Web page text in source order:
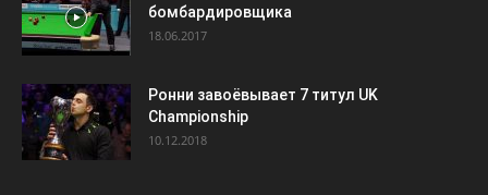
бомбардировщика
18.06.2017
Ронни завоёвывает 7 титул UK
Championship
10.12.2018